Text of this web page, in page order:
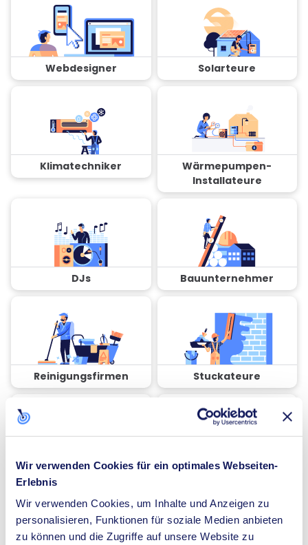
Wir verwenden Cookies für ein optimales Webseiten-
Erlebnis
Wir verwenden Cookies, um Inhalte und Anzeigen zu
personalisieren, Funktionen für soziale Medien anbieten
zu können und die Zugriffe auf unsere Website zu
Webdesigner Solarteure
Klimatechniker
Wärmepumpen-
Installateure
DJs Bauunternehmer
Reinigungsfirmen Stuckateure
Coaches
Spezialisten für